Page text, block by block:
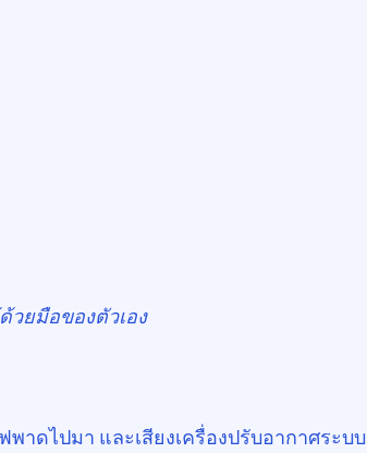
วยมือของตัวเอง
าดไปมา และเสียงเครื่องปรับอากาศระบบ